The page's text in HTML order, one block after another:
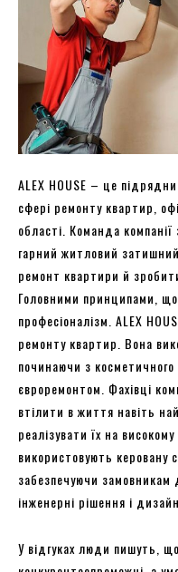
ALEX HOUSE – це
сфері ремонту квартир,
області. Команда
гарний житловий
ремонт квартири й
Головними принципами,
професіоналізм. ALEX
ремонту квартир. Вона
починаючи з косметичного
євроремонтом. Фахівці
втілити в життя навіть
реалізувати їх на
використовують керовану
забезпечуючи замовникам
інженерні рішення і
У відгуках люди пишуть,